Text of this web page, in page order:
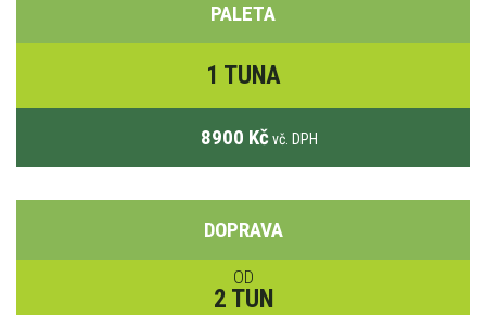
PALETA
1 TUNA
8900 Kč vč. DPH
DOPRAVA
OD
2 TUN